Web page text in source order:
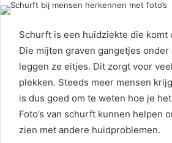
Schurft is een huidziekte die komt
Die mijten graven gangetjes onder
leggen ze eitjes. Dit zorgt voor
plekken. Steeds meer mensen
is dus goed om te weten hoe je
Foto’s van schurft kunnen helpen
zien met andere huidproblemen.